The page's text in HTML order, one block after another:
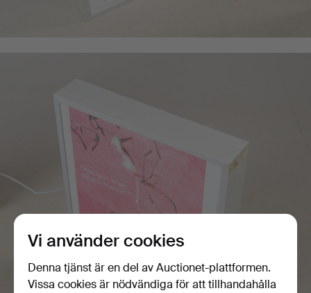
Vi använder cookies
Denna tjänst är en del av Auctionet-plattformen.
Vissa cookies är nödvändiga för att tillhandahålla